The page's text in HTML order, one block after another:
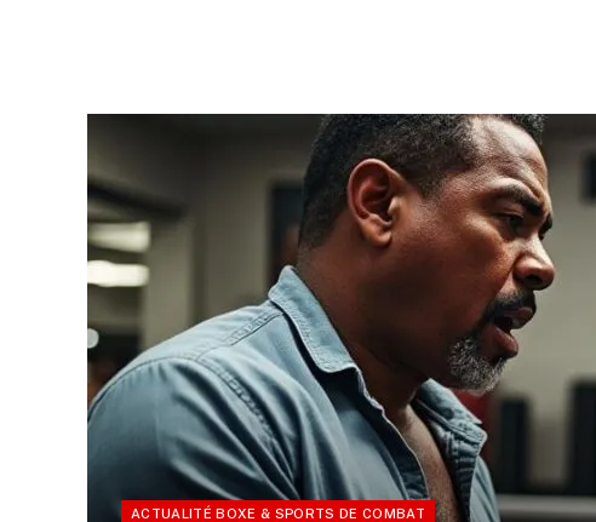
ACTUALITÉ BOXE & SPORTS DE COMBAT